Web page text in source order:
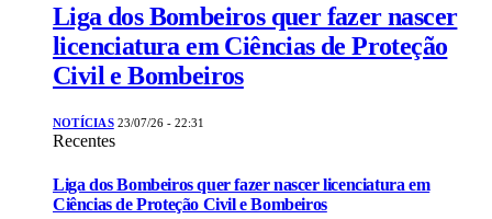
Liga dos Bombeiros quer fazer nascer
licenciatura em Ciências de Proteção
Civil e Bombeiros
NOTÍCIAS 23/07/26 - 22:31
Recentes
Liga dos Bombeiros quer fazer nascer licenciatura em
Ciências de Proteção Civil e Bombeiros